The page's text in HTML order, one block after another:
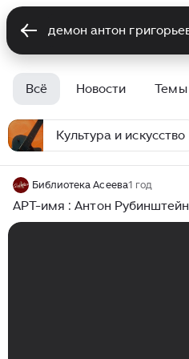
Всё Новости Темы
Культура и искусство
Библиотека Асеева1 год
АРТ-имя : Антон Рубинштейн